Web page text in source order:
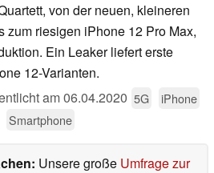
von der neuen, kleineren
zum riesigen iPhone 12 Pro Max,
Ein Leaker liefert erste
12-Varianten.
am06.04.2020 5G
iPhone
Smartphone
Unsere große Umfrage zur